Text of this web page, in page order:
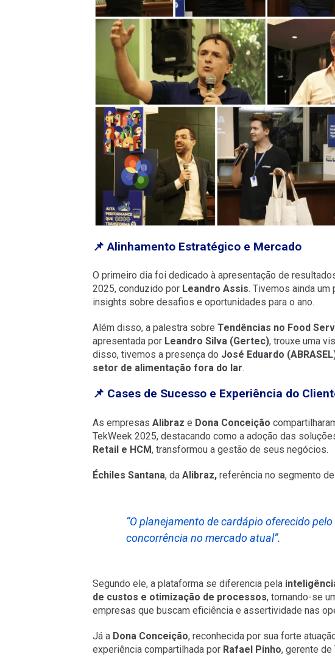
📌 Alinhamento Estratégico e Mercado
O primeiro dia foi dedicado à apresentação de
2025, conduzido por Leandro Assis. Tivemos ainda
insights sobre desafios e oportunidades para o ano.
Além disso, a palestra sobre Tendências no Food
apresentada por Leandro Silva (Gertec), trouxe uma
disso, tivemos a presença do José Eduardo
setor de alimentação fora do lar.
📌 Cases de Sucesso e Experiência do
As empresas Alibraz e Dona Conceição
TekWeek 2025, destacando como a adoção das
Retail e HCM, transformou a gestão de seus negócios.
Échiles Santana, da Alibraz,referência no segmento
“O planejamento de cardápio oferecido
concorrência no mercado atual”.
Segundo ele, a plataforma se diferencia pela
de custos e otimização de processos, tornando-se
empresas que buscam eficiência e assertividade nas
Já a Dona Conceição, reconhecida por sua forte
experiência compartilhada por Rafael Pinho, gerente de